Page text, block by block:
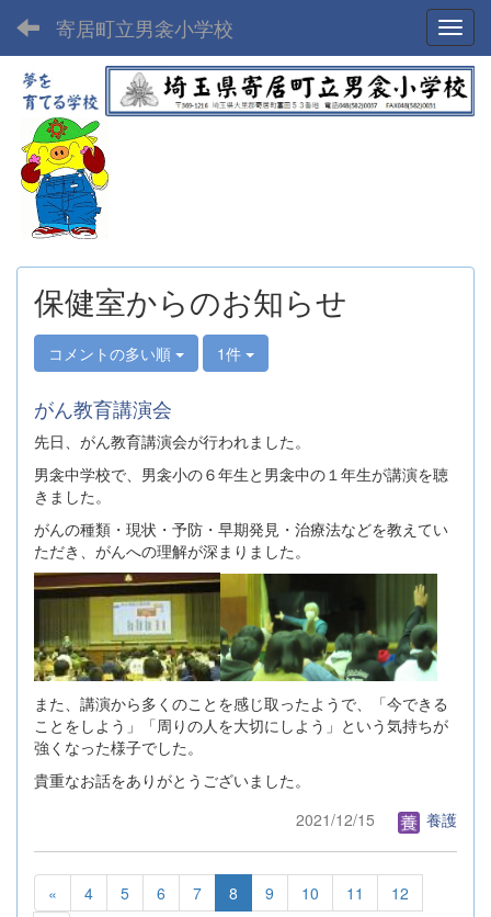
寄居町立男衾小学校
保健室からのお知らせ
コメントの多い順 1件
がん教育講演会
先日、がん教育講演会が行われました。
男衾中学校で、男衾小の６年生と男衾中の１年生が講演を聴
きました。
がんの種類・現状・予防・早期発見・治療法などを教えてい
ただき、がんへの理解が深まりました。
また、講演から多くのことを感じ取ったようで、「今できる
ことをしよう」「周りの人を大切にしよう」という気持ちが
強くなった様子でした。
貴重なお話をありがとうございました。
2021/12/15
養護
« 4 5 6 7 8 9 10 11
12